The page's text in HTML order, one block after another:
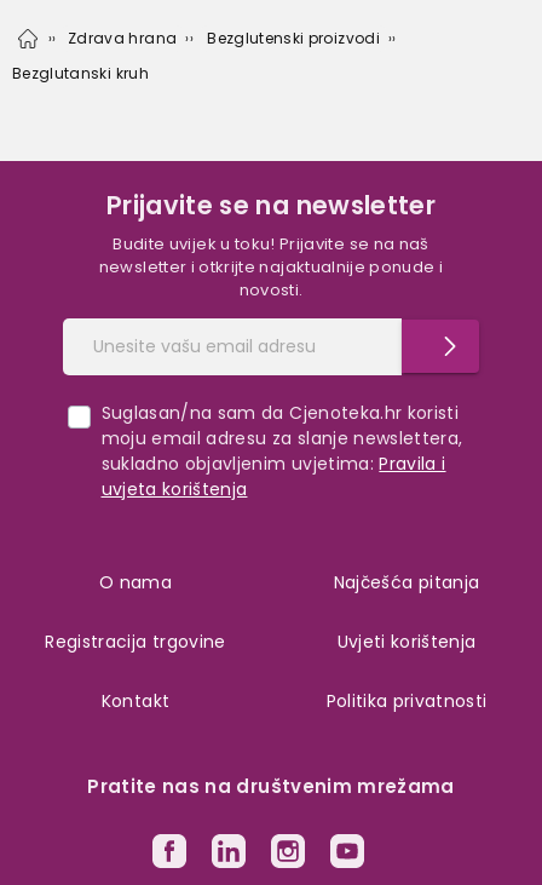
Zdrava hrana
Bezglutenski proizvodi
Bezglutanski kruh
Prijavite se na newsletter
Budite uvijek u toku! Prijavite se na naš
newsletter i otkrijte najaktualnije ponude i
novosti.
Suglasan/na sam da Cjenoteka.hr koristi
moju email adresu za slanje newslettera,
sukladno objavljenim uvjetima: Pravila i
uvjeta korištenja
Pratite nas na društvenim mrežama
O nama
Registracija trgovine
Kontakt
Najčešća pitanja
Uvjeti korištenja
Politika privatnosti